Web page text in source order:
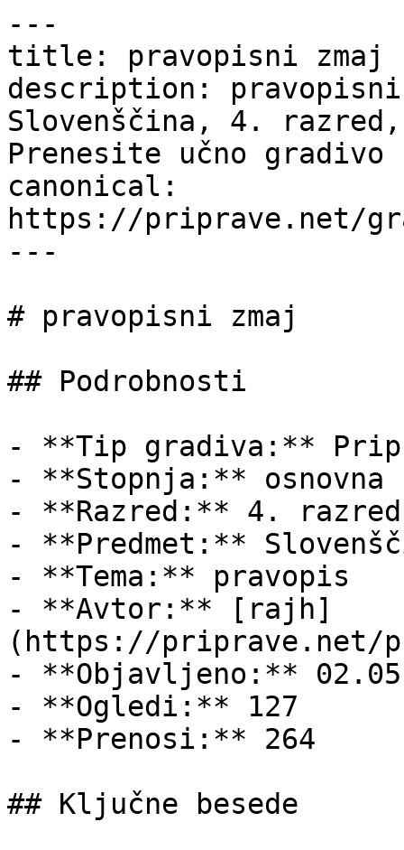
---
title: pravopisni zmaj
description:
Slovenščina, 4.
Prenesite učno
canonical:
https://priprave.net/
---
# pravopisni zmaj
## Podrobnosti
- **Tip gradiva:**
- **Stopnja:** osnovna
- **Razred:** 4. razred
- **Predmet:**
- **Tema:** pravopis
- **Avtor:** [rajh]
(https://
- **Objavljeno:**
- **Ogledi:** 127
- **Prenosi:** 264
## Ključne besede